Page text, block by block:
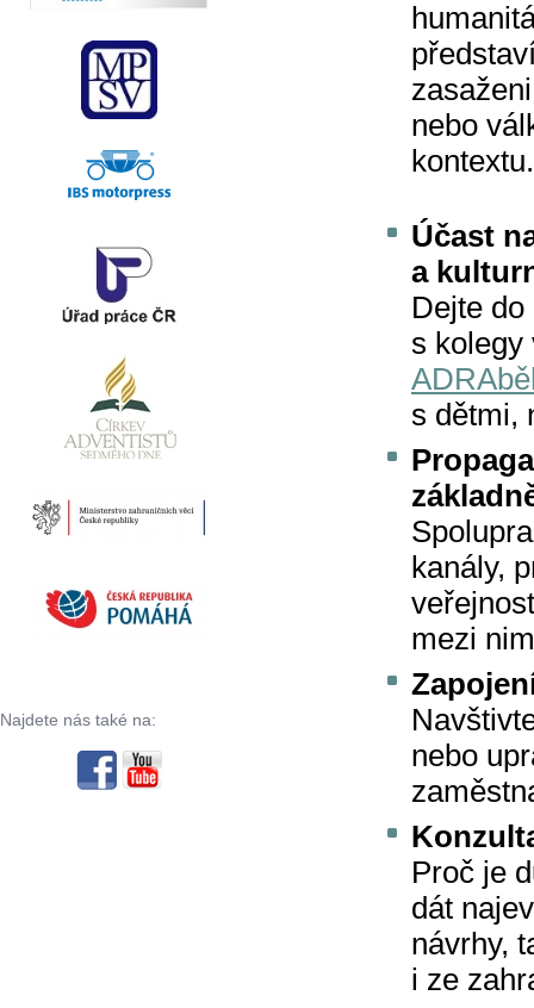
Najdete nás také na:
nebo
kontextu.
Účast
a
Dejte
s kolegy
s dětmi,
kanály,
mezi
nebo
Proč je
dát
návrhy,
i ze